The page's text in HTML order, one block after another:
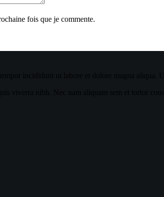
fois que je commente.
incididunt ut labore et dolore magna
viverra nibh. Nec nam aliquam sem et tortor